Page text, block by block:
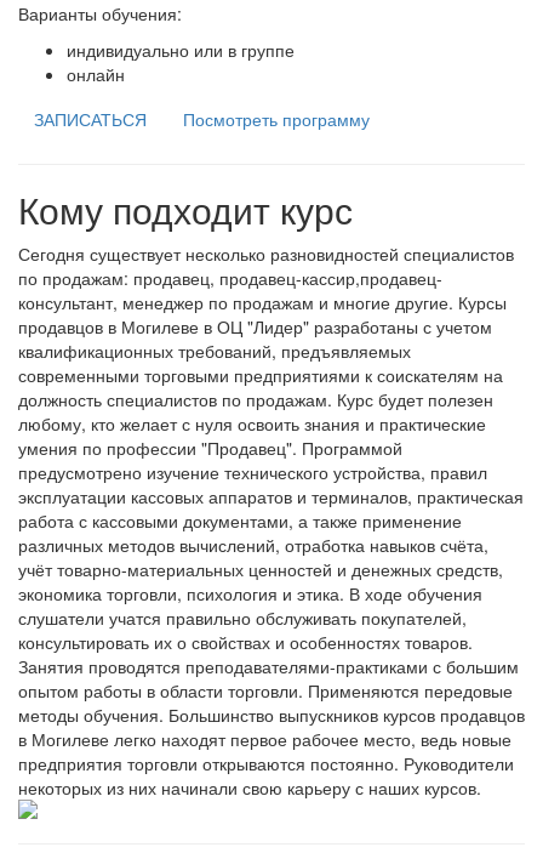
Варианты обучения:
индивидуально или в группе
онлайн
ЗАПИСАТЬСЯ
Посмотреть программу
Кому подходит курс
Сегодня существует несколько разновидностей специалистов
по продажам: продавец, продавец-кассир,продавец-
консультант, менеджер по продажам и многие другие. Курсы
продавцов в Могилеве в ОЦ "Лидер" разработаны с учетом
квалификационных требований, предъявляемых
современными торговыми предприятиями к соискателям на
должность специалистов по продажам. Курс будет полезен
любому, кто желает с нуля освоить знания и практические
умения по профессии "Продавец". Программой
предусмотрено изучение технического устройства, правил
эксплуатации кассовых аппаратов и терминалов, практическая
работа с кассовыми документами, а также применение
различных методов вычислений, отработка навыков счёта,
учёт товарно-материальных ценностей и денежных средств,
экономика торговли, психология и этика. В ходе обучения
слушатели учатся правильно обслуживать покупателей,
консультировать их о свойствах и особенностях товаров.
Занятия проводятся преподавателями-практиками с большим
опытом работы в области торговли. Применяются передовые
методы обучения. Большинство выпускников курсов продавцов
в Могилеве легко находят первое рабочее место, ведь новые
предприятия торговли открываются постоянно. Руководители
некоторых из них начинали свою карьеру с наших курсов.